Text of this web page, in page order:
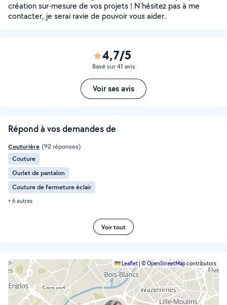
création sur-mesure de vos projets ! N'hésitez pas à me
contacter, je serai ravie de pouvoir vous aider.
4,7/5
Basé sur 41 avis
Voir ses avis
Répond à vos demandes de
Couturière (92 réponses)
Couture
Ourlet de pantalon
Couture de fermeture éclair
+ 6 autres
Voir tout
Leaflet ©OpenStreetMapcontributors